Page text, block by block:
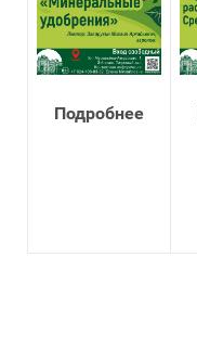
Подробнее